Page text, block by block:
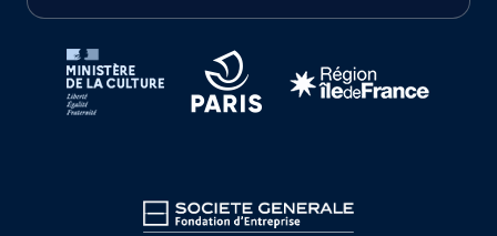
Tutelles et mécènes de la Philharmonie de Paris